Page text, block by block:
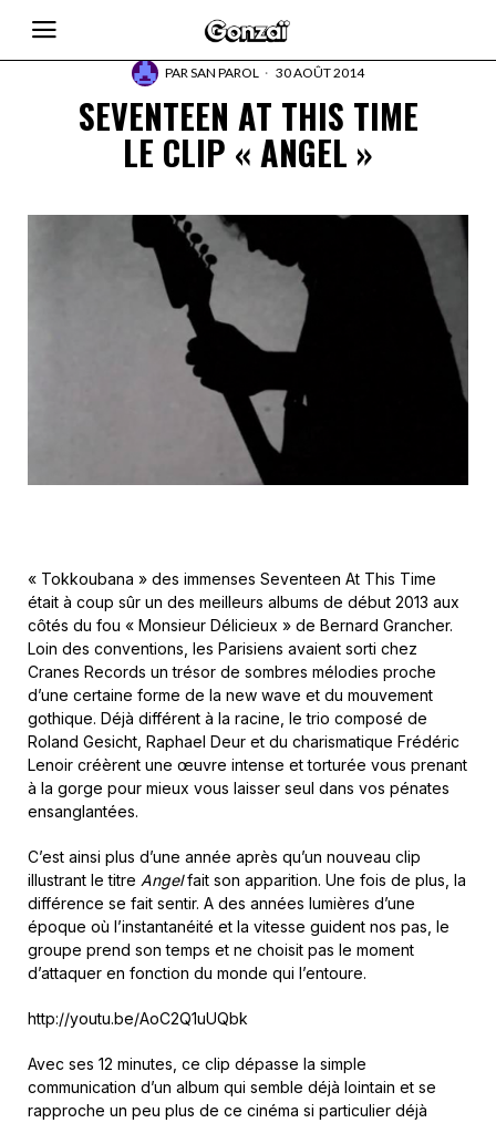
PARSAN PAROL 30 AOÛT 2014
SEVENTEEN AT THIS TIME
LE CLIP « ANGEL »
« Tokkoubana » des immenses Seventeen At This Time
était à coup sûr un des meilleurs albums de début 2013 aux
côtés du fou « Monsieur Délicieux » de Bernard Grancher.
Loin des conventions, les Parisiens avaient sorti chez
Cranes Records un trésor de sombres mélodies proche
d’une certaine forme de la new wave et du mouvement
gothique. Déjà différent à la racine, le trio composé de
Roland Gesicht, Raphael Deur et du charismatique Frédéric
Lenoir créèrent une œuvre intense et torturée vous prenant
à la gorge pour mieux vous laisser seul dans vos pénates
ensanglantées.
C’est ainsi plus d’une année après qu’un nouveau clip
illustrant le titre Angelfait son apparition. Une fois de plus, la
différence se fait sentir. A des années lumières d’une
époque où l’instantanéité et la vitesse guident nos pas, le
groupe prend son temps et ne choisit pas le moment
d’attaquer en fonction du monde qui l’entoure.
http://youtu.be/AoC2Q1uUQbk
Avec ses 12 minutes, ce clip dépasse la simple
communication d’un album qui semble déjà lointain et se
rapproche un peu plus de ce cinéma si particulier déjà